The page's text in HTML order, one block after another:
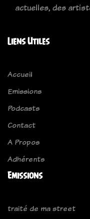
actuelles, des
Liens Utiles
Accueil
Emissions
Podcasts
Contact
A Propos
Adhérents
Emissions
traité de ma street